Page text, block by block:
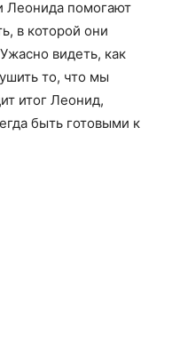
Леонида помогают
в которой они
видеть, как
то, что мы
итог Леонид,
быть готовыми к